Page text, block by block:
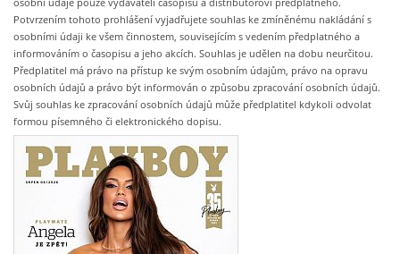
Potvrzením tohoto prohlášení vyjadřujete souhlas ke zmíněnému nakládání s
osobními údaji ke všem činnostem, souvisejícím s vedením předplatného a
informováním o časopisu a jeho akcích. Souhlas je udělen na dobu neurčitou.
Předplatitel má právo na přístup ke svým osobním údajům, právo na opravu
osobních údajů a právo být informován o způsobu zpracování osobních údajů.
Svůj souhlas ke zpracování osobních údajů může předplatitel kdykoli odvolat
formou písemného či elektronického dopisu.